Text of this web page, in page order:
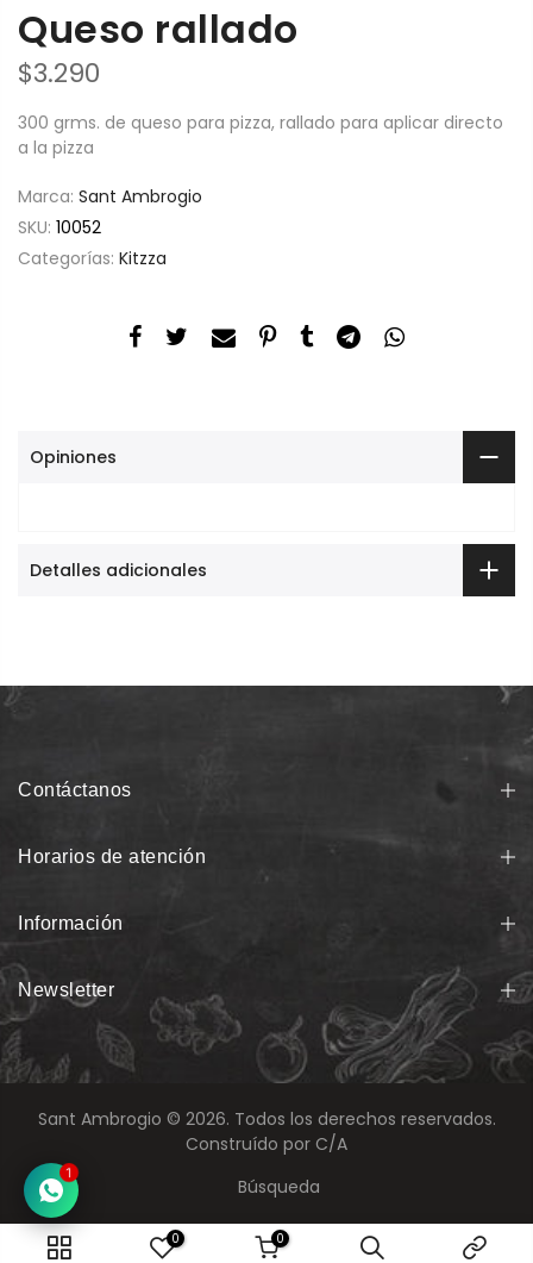
Queso rallado
$3.290
300 grms. de queso para pizza, rallado para aplicar directo
a la pizza
Marca: Sant Ambrogio
SKU: 10052
Categorías: Kitzza
Opiniones
Detalles adicionales
Contáctanos
Horarios de atención
Información
Newsletter
Sant Ambrogio © 2026. Todos los derechos reservados.
Construído por C/A
Búsqueda
0 0
1